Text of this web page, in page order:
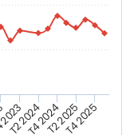
T2 2024T4 2024T2 2025T4 2025